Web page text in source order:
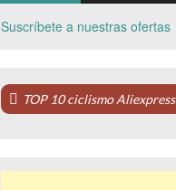
Suscríbete a nuestras ofertas
TOP 10 ciclismo Aliexpress